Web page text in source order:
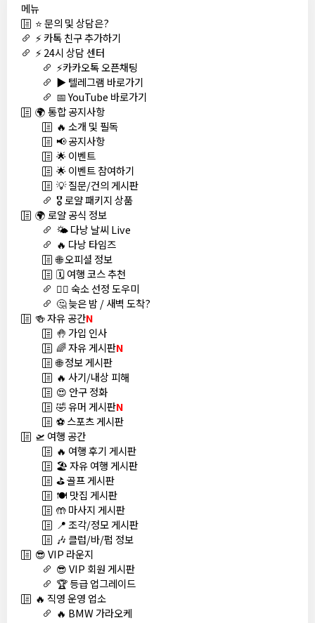
메뉴
⭐ 문의 및 상담은?
⚡ 카톡 친구 추가하기
⚡ 24시 상담 센터
⚡카카오톡 오픈채팅
▶️ 텔레그램 바로가기
📅 YouTube 바로가기
🌍 통합 공지사항
🔥 소개 및 필독
📢 공지사항
🌟 이벤트
🌟 이벤트 참여하기
💡 질문/건의 게시판
🎖️ 로얄 패키지 상품
🌍 로얄 공식 정보
🌤️ 다낭 날씨 Live
🔥 다낭 타임즈
🌐 오피셜 정보
🗓️ 여행 코스 추천
🏊‍♀️ 숙소 선정 도우미
🤔 늦은 밤 / 새벽 도착?
🍻 자유 공간N
🤚 가입 인사
🌈 자유 게시판N
🌐 정보 게시판
🔥 사기/내상 피해
😍 안구 정화
🤣 유머 게시판N
⚽ 스포츠 게시판
🛫 여행 공간
🔥 여행 후기 게시판
🏖️ 자유 여행 게시판
⛳ 골프 게시판
🍽️ 맛집 게시판
🤲 마사지 게시판
📍 조각/정모 게시판
🎶 클럽/바/펍 정보
😎 VIP 라운지
😎 VIP 회원 게시판
🏆 등급 업그레이드
🔥 직영 운영 업소
🔥 BMW 가라오케